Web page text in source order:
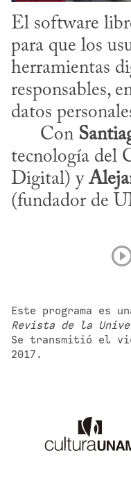
El software
para que los
herramientas
responsables,
datos
      Con
tecnología del
Digital) y
(fundador de
Revista de la
Se transmitió el
2017.